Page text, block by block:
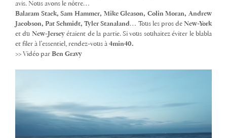
avis. Nous avons le nôtre…
Balaram Stack, Sam Hammer, Mike Gleason, Colin Moran, Andrew
Jacobson, Pat Schmidt, Tyler Stanaland… Tous les pros deNew-York
et du New-Jerseyétaient de la partie. Si vous souhaitez éviter le blabla
et filer à l’essentiel, rendez-vous à 4min40.
>> Vidéo par Ben Gravy